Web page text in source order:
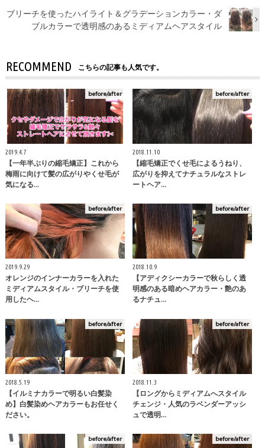
ブリーチを使ったハイライト＆グラデーションカラー・ダ
ブルカラーで透明感のあるミディアムヘアスタイル
RECOMMEND こちらの記事も人気です。
before/after
2019.4.7
【一年半ぶりの縮毛矯正】これから
梅雨に向けて髪の広がりやくせ毛が
気になる…
before/after
2018.11.10
【縮毛矯正でくせ毛によるうねり、
広がりを抑えてナチュラルなストレ
ートヘア…
before/after
2019.9.29
オレンジのインナーカラーを入れた
ミディアムスタイル・ブリーチを使
用したヘ…
before/after
2018.10.9
【アディクシーカラーで秋らしく透
明感のある暗めヘアカラー・艶のあ
るナチュ…
before/after
2018.5.19
【イルミナカラーで明るい白髪染
め】白髪染めヘアカラーもお任せく
ださい。
before/after
2018.11.3
【ロングからミディアムへスタイル
チェンジ・人気のラベンダーアッシ
ュで透明…
before/after before/after